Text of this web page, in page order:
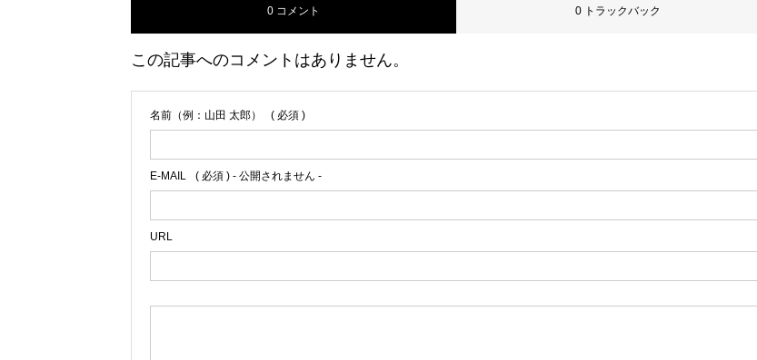
0 コメント 0 トラックバック
この記事へのコメントはありません。
名前（例：山田 太郎） ( 必須 )
E-MAIL ( 必須 ) - 公開されません -
URL